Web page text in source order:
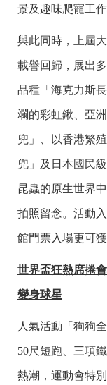
景及趣味爬寵工
與此同時，上屆
載譽回歸，展出
品種「海克力斯
斕的彩虹鍬、亞
兜」、以香港繁
兜」及日本國民
昆蟲的原生世界
拍照留念。活動
館門票入場更可
世界盃狂熱席捲
變身球星
人氣活動「狗狗
50尺短跑、三項
熱潮，運動會特